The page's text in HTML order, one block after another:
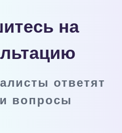
на
ответят
вопросы